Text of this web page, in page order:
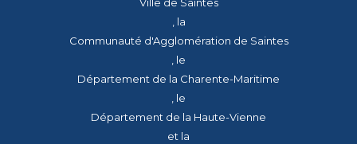
Ville de Saintes
, la
Communauté d'Agglomération de Saintes
, le
Département de la Charente-Maritime
, le
Département de la Haute-Vienne
et la